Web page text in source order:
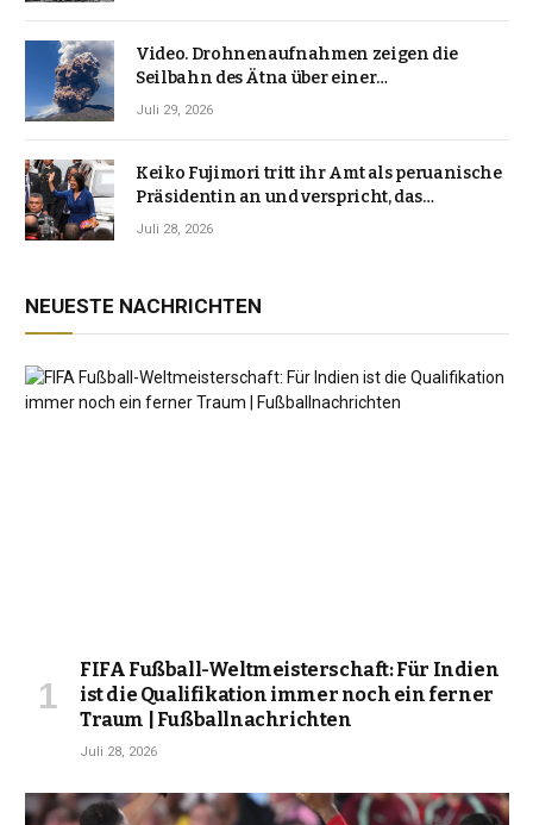
Video. Drohnenaufnahmen zeigen die
Seilbahn des Ätna über einer
Vulkanlandschaft
Juli 29, 2026
Keiko Fujimori tritt ihr Amt als peruanische
Präsidentin an und verspricht, das
Jahrzehnt der Instabilität zu beenden
Juli 28, 2026
NEUESTE NACHRICHTEN
FIFA Fußball-Weltmeisterschaft: Für Indien
ist die Qualifikation immer noch ein ferner
Traum | Fußballnachrichten
Juli 28, 2026